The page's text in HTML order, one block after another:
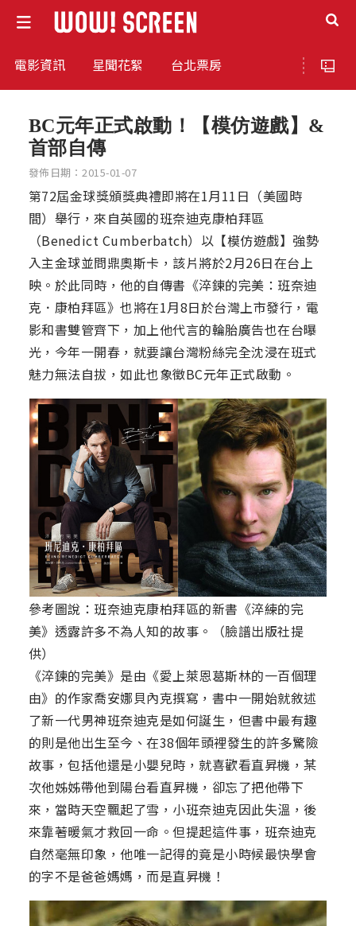
電影資訊 星聞花絮 台北票房
BC元年正式啟動！【模仿遊戲】&
首部自傳
發佈日期：2015-01-07
第72屆金球獎頒獎典禮即將在1月11日（美國時
間）舉行，來自英國的班奈迪克康柏拜區
（Benedict Cumberbatch）以【模仿遊戲】強勢
入主金球並問鼎奧斯卡，該片將於2月26日在台上
映。於此同時，他的自傳書《淬鍊的完美：班奈迪
克．康柏拜區》也將在1月8日於台灣上市發行，電
影和書雙管齊下，加上他代言的輪胎廣告也在台曝
光，今年一開春，就要讓台灣粉絲完全沈浸在班式
魅力無法自拔，如此也象徵BC元年正式啟動。
參考圖說：班奈迪克康柏拜區的新書《淬練的完
美》透露許多不為人知的故事。（臉譜出版社提
供）
《淬鍊的完美》是由《愛上萊恩葛斯林的一百個理
由》的作家喬安娜貝內克撰寫，書中一開始就敘述
了新一代男神班奈迪克是如何誕生，但書中最有趣
的則是他出生至今、在38個年頭裡發生的許多驚險
故事，包括他還是小嬰兒時，就喜歡看直昇機，某
次他姊姊帶他到陽台看直昇機，卻忘了把他帶下
來，當時天空飄起了雪，小班奈迪克因此失溫，後
來靠著暖氣才救回一命。但提起這件事，班奈迪克
自然毫無印象，他唯一記得的竟是小時候最快學會
的字不是爸爸媽媽，而是直昇機！